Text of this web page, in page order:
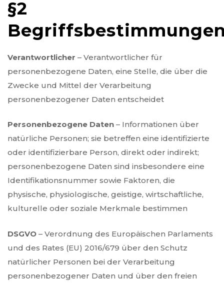
§2
Verantwortlicher – Verantwortlicher für
personenbezogene Daten, eine Stelle, die über die
Zwecke und Mittel der Verarbeitung
personenbezogener Daten entscheidet
Personenbezogene Daten – Informationen über
natürliche Personen; sie betreffen eine identifizierte
oder identifizierbare Person, direkt oder indirekt;
personenbezogene Daten sind insbesondere eine
Identifikationsnummer sowie Faktoren, die
physische, physiologische, geistige, wirtschaftliche,
kulturelle oder soziale Merkmale bestimmen
DSGVO – Verordnung des Europäischen Parlaments
und des Rates (EU) 2016/679 über den Schutz
natürlicher Personen bei der Verarbeitung
personenbezogener Daten und über den freien